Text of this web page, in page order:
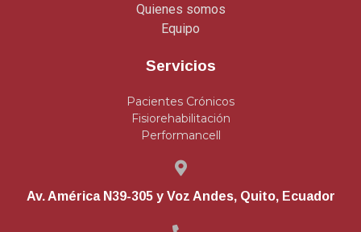
Quienes somos
Equipo
Servicios
Pacientes Crónicos
Fisiorehabilitación
Performancell
Av. América N39-305 y Voz Andes, Quito, Ecuador